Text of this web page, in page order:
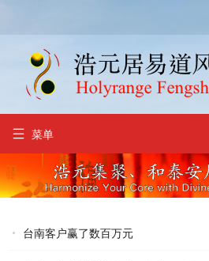
 菜单
台南客户赢了数百万元